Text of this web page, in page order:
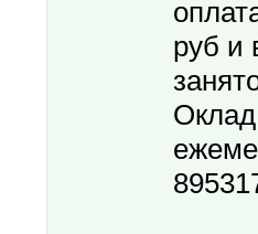
руб и